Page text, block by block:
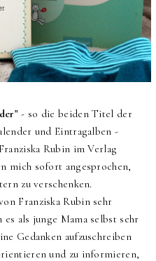
- so die beiden Titel der
und Eintragalben -
Rubin im Verlag
mich sofort angesprochen,
zu verschenken.
Franziska Rubin sehr
als junge Mama selbst sehr
Gedanken aufzuschreiben
und zu informieren,